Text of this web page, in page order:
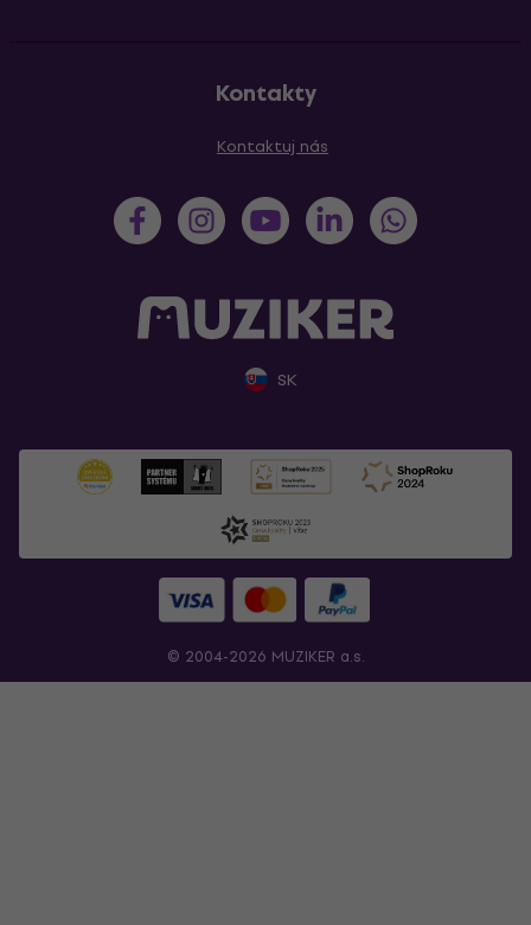
Kontakty
Kontaktuj nás
SK
© 2004-2026 MUZIKER a.s.